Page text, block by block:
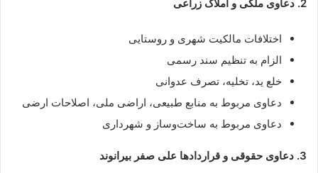
2. دعاوی ملکی و املاک زراعی
اختلافات مالکیت شهری و روستایی
الزام به تنظیم سند رسمی
خلع ید، تخلیه، تصرف عدوانی
دعاوی مربوط به منابع طبیعی، اراضی ملی، اصلاحات ارضی
دعاوی مربوط به ساخت‌وساز و شهرداری
3. دعاوی حقوقی و قراردادها علی صفر بیرانوند